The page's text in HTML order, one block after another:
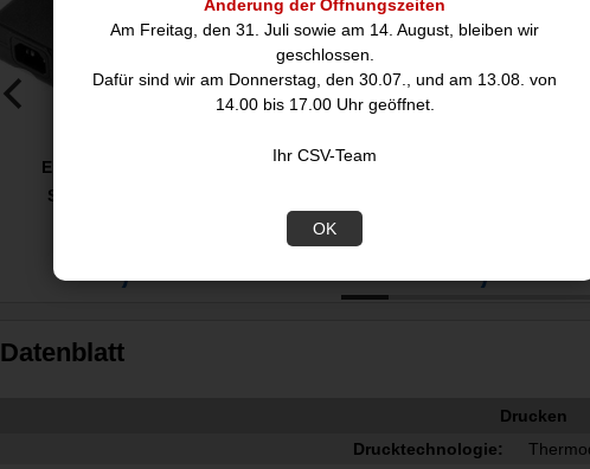
Änderung der Öffnungszeiten
Am Freitag, den 31. Juli sowie am 14. August, bleiben wir
geschlossen.
Dafür sind wir am Donnerstag, den 30.07., und am 13.08. von
14.00 bis 17.00 Uhr geöffnet.
Ihr CSV-Team
OK
Epson PS-190 Netzteil &
Spannungsumwandler
Datenblatt
Drucken
Drucktechnologie: